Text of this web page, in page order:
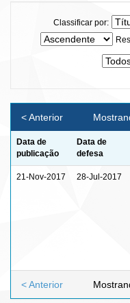
Classificar por:
< Anterior
Data de
publicação
Data de
defesa
21-Nov-2017 28-Jul-2017
< Anterior